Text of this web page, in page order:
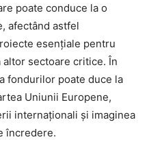
poate conduce la o
afectând astfel
esențiale pentru
sectoare critice. În
fondurilor poate duce la
Uniunii Europene,
internaționali și imaginea
încredere.